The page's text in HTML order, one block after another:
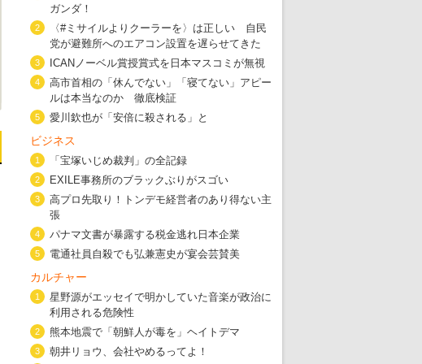
・ 五輪でIOCラウンジ以外にVIPルーム、広告代理店は物品購入
ガンダ！
2
〈#ミサイルよりクーラーを〉は正しい 自民
党が避難所へのエアコン設置を遅らせてきた
3 ICANノーベル賞授賞式を日本マスコミが無視
4
高市首相の「休んでない」「寝てない」アピー
ルは本当なのか 徹底検証
5 愛川欽也が「安倍に殺される」と
ビジネス
1 「宝塚いじめ裁判」の全記録
2 EXILE事務所のブラックぶりがスゴい
3
高プロ先取り！トンデモ経営者のあり得ない主
張
4 パナマ文書が暴露する税金逃れ日本企業
5 電通社員自殺でも弘兼憲史が宴会芸賛美
カルチャー
1
星野源がエッセイで明かしていた音楽が政治に
利用される危険性
2 熊本地震で「朝鮮人が毒を」ヘイトデマ
3 朝井リョウ、会社やめるってよ！